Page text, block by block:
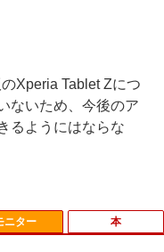
Xperia Tablet Zにつ
ないため、今後のア
るようにはならな
ニター 本